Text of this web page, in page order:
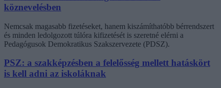
köznevelésben
Nemcsak magasabb fizetéseket, hanem kiszámíthatóbb bérrendszert
és minden ledolgozott túlóra kifizetését is szeretné elérni a
Pedagógusok Demokratikus Szakszervezete (PDSZ).
PSZ: a szakképzésben a felelősség mellett hatáskört
is kell adni az iskoláknak